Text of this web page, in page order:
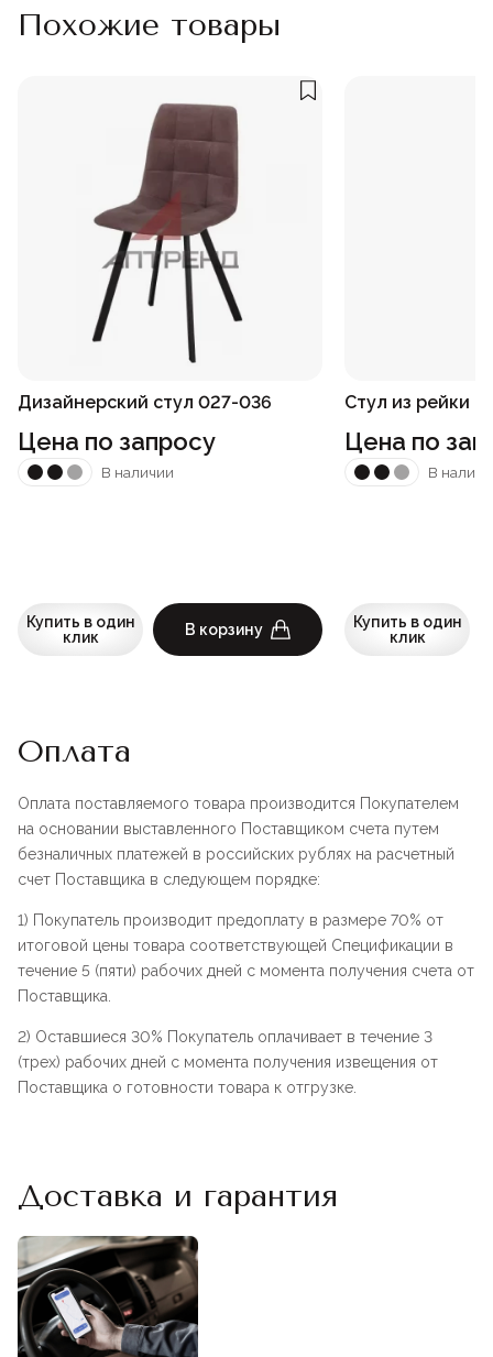
Похожие товары
Дизайнерский стул 027-036
Цена по запросу
В наличии
Купить в один
клик
В корзину
Стул из рейки
Цена по
В
Купить в один
клик
Оплата
Оплата поставляемого товара производится Покупателем
на основании выставленного Поставщиком счета путем
безналичных платежей в российских рублях на расчетный
счет Поставщика в следующем порядке:
1) Покупатель производит предоплату в размере 70% от
итоговой цены товара соответствующей Спецификации в
течение 5 (пяти) рабочих дней с момента получения счета от
Поставщика.
2) Оставшиеся 30% Покупатель оплачивает в течение 3
(трех) рабочих дней с момента получения извещения от
Поставщика о готовности товара к отгрузке.
Доставка и гарантия